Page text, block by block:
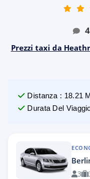
Prezzi taxi da
Distanza : 18.21
Durata Del
3